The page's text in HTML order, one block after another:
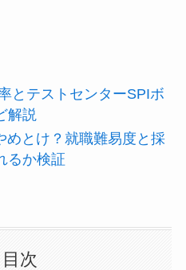
とテストセンターSPIボ
解説
めとけ？就職難易度と採
るか検証
目次